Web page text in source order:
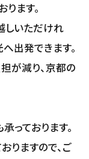
ます。
しいただけれ
出発できます。
が減り、京都の
っております。
りますので、ご